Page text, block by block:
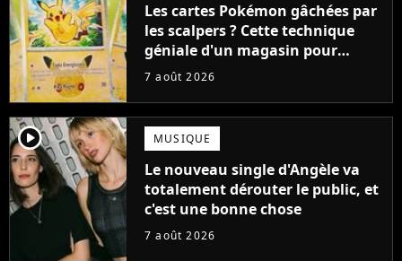
Les cartes Pokémon gâchées par
les scalpers ? Cette technique
géniale d'un magasin pour
ruiner les revendeurs
7 août 2026
player2 MUSIQUE
Le nouveau single d'Angèle va
totalement dérouter le public, et
c'est une bonne chose
7 août 2026